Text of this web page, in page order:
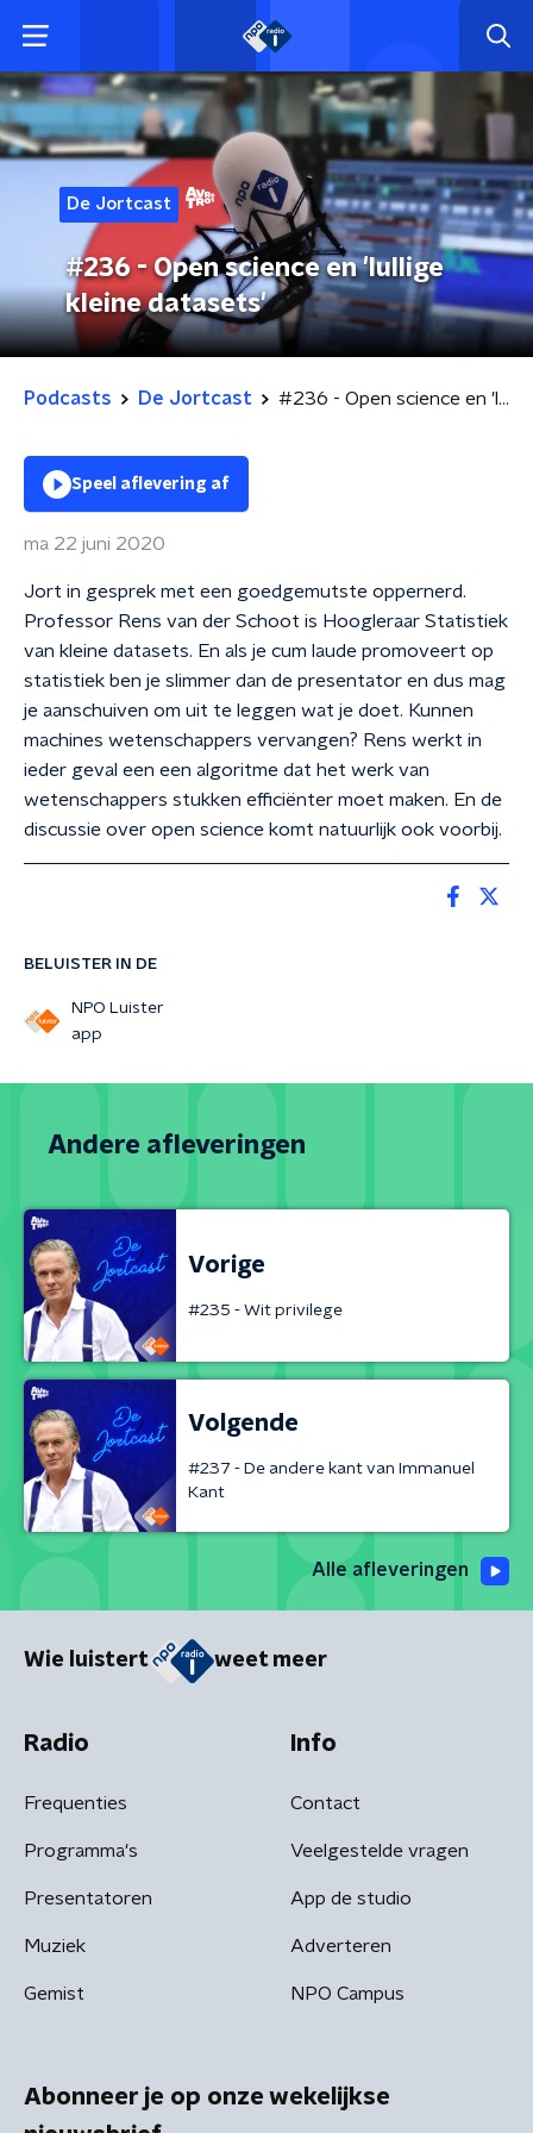
De Jortcast
#236 - Open science en 'lullige
kleine datasets'
Podcasts De Jortcast #236 - Open science en 'lullige kleine datasets'
BELUISTER IN DE
NPO Luister
app
Speel aflevering af
ma 22 juni 2020
Jort in gesprek met een goedgemutste oppernerd.
Professor Rens van der Schoot is Hoogleraar Statistiek
van kleine datasets. En als je cum laude promoveert op
statistiek ben je slimmer dan de presentator en dus mag
je aanschuiven om uit te leggen wat je doet. Kunnen
machines wetenschappers vervangen? Rens werkt in
ieder geval een een algoritme dat het werk van
wetenschappers stukken efficiënter moet maken. En de
discussie over open science komt natuurlijk ook voorbij.
Andere afleveringen
Vorige
#235 - Wit privilege
Volgende
#237 - De andere kant van Immanuel
Kant
Alle afleveringen
Wie luistert weet meer
Radio
Frequenties
Programma's
Presentatoren
Muziek
Gemist
Info
Contact
Veelgestelde vragen
App de studio
Adverteren
NPO Campus
Abonneer je op onze wekelijkse